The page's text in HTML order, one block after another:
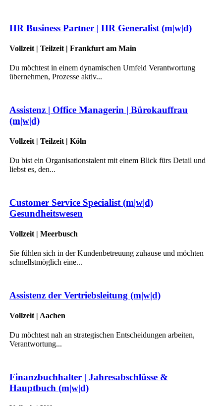
HR Business Partner | HR Generalist (m|w|d)
Vollzeit | Teilzeit | Frankfurt am Main
Du möchtest in einem dynamischen Umfeld Verantwortung
übernehmen, Prozesse aktiv...
Assistenz | Office Managerin | Bürokauffrau
(m|w|d)
Vollzeit | Teilzeit | Köln
Du bist ein Organisationstalent mit einem Blick fürs Detail und
liebst es, den...
Customer Service Specialist (m|w|d)
Gesundheitswesen
Vollzeit | Meerbusch
Sie fühlen sich in der Kundenbetreuung zuhause und möchten
schnellstmöglich eine...
Assistenz der Vertriebsleitung (m|w|d)
Vollzeit | Aachen
Du möchtest nah an strategischen Entscheidungen arbeiten,
Verantwortung...
Finanzbuchhalter | Jahresabschlüsse &
Hauptbuch (m|w|d)